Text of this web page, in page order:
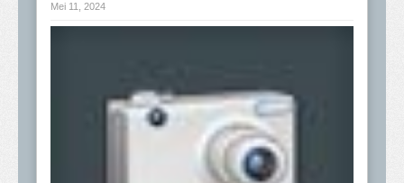
Mei 11, 2024